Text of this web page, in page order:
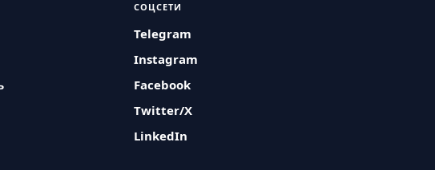
СОЦСЕТИ
Telegram
Instagram
Facebook
Twitter/X
LinkedIn